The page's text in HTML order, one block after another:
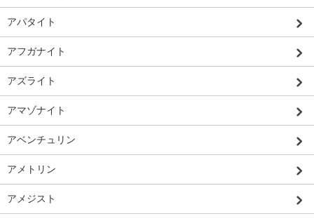
アパタイト
アフガナイト
アズライト
アマゾナイト
アベンチュリン
アメトリン
アメジスト